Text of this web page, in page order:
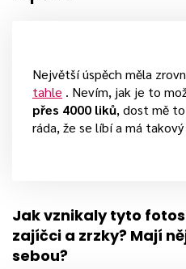
Největší úspěch měla
tahle . Nevím, jak je to
přes 4000 liků, dost mě
ráda, že se líbí a má takový
Jak vznikaly tyto
zajíčci a zrzky? Mají
sebou?